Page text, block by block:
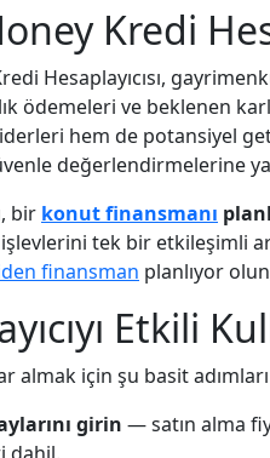
Kredi
Hesaplayıcısı,
ödemeleri ve beklenen
hem de potansiyel
değerlendirmelerine
bir konut finansmanı
işlevlerini tek bir etkileşimli
finansman planlıyor
Etkili
almak için şu basit
girin — satın alma